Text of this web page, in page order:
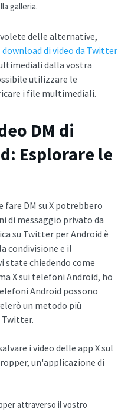
galleria.
delle alternative,
di video da Twitter
dalla vostra
utilizzare le
i file multimediali.
DM di
Esplorare le
fare DM su X potrebbero
di messaggio privato da
su Twitter per Android è
condivisione e il
state chiedendo come
X sui telefoni Android, ho
Android possono
un metodo più
Twitter.
i video delle app X sul
un'applicazione di
attraverso il vostro